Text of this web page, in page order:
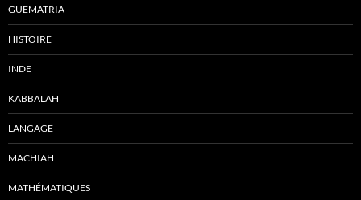
GUEMATRIA
HISTOIRE
INDE
KABBALAH
LANGAGE
MACHIAH
MATHÉMATIQUES